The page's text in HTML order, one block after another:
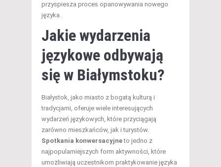
przyspiesza proces opanowywania nowego
języka.
Jakie wydarzenia
językowe odbywają
się w Białymstoku?
Białystok, jako miasto z bogatą kulturą i
tradycjami, oferuje wiele interesujących
wydarzeń językowych, które przyciągają
zarówno mieszkańców, jak i turystów.
Spotkania konwersacyjneto jedno z
najpopularniejszych form aktywności, które
umożliwiają uczestnikom praktykowanie języka